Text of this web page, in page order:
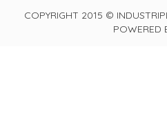
COPYRIGHT 2015 ©
POWERED